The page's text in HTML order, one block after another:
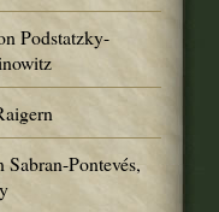
Podstatzky-
Pontevés,